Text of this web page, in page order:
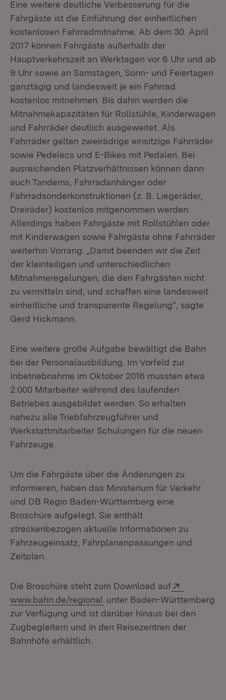
Eine weitere deutliche Verbesserung für die
Fahrgäste ist die Einführung der einheitlichen
kostenlosen Fahrradmitnahme. Ab dem 30. April
2017 können Fahrgäste außerhalb der
Hauptverkehrszeit an Werktagen vor 6 Uhr und ab
9 Uhr sowie an Samstagen, Sonn- und Feiertagen
ganztägig und landesweit je ein Fahrrad
kostenlos mitnehmen. Bis dahin werden die
Mitnahmekapazitäten für Rollstühle, Kinderwagen
und Fahrräder deutlich ausgeweitet. Als
Fahrräder gelten zweirädrige einsitzige Fahrräder
sowie Pedelecs und E-Bikes mit Pedalen. Bei
ausreichenden Platzverhältnissen können dann
auch Tandems, Fahrradanhänger oder
Fahrradsonderkonstruktionen (z. B. Liegeräder,
Dreiräder) kostenlos mitgenommen werden.
Allerdings haben Fahrgäste mit Rollstühlen oder
mit Kinderwagen sowie Fahrgäste ohne Fahrräder
weiterhin Vorrang. „Damit beenden wir die Zeit
der kleinteiligen und unterschiedlichen
Mitnahmeregelungen, die den Fahrgästen nicht
zu vermitteln sind, und schaffen eine landesweit
einheitliche und transparente Regelung“, sagte
Gerd Hickmann.
Eine weitere große Aufgabe bewältigt die Bahn
bei der Personalausbildung. Im Vorfeld zur
Inbetriebnahme im Oktober 2016 mussten etwa
2.000 Mitarbeiter während des laufenden
Betriebes ausgebildet werden. So erhalten
nahezu alle Triebfahrzeugführer und
Werkstattmitarbeiter Schulungen für die neuen
Fahrzeuge.
Um die Fahrgäste über die Änderungen zu
informieren, haben das Ministerium für Verkehr
und DB Regio Baden-Württemberg eine
Broschüre aufgelegt. Sie enthält
streckenbezogen aktuelle Informationen zu
Fahrzeugeinsatz, Fahrplananpassungen und
Zeitplan.
Die Broschüre steht zum Download auf
www.bahn.de/regional (Öffnet in neuem Fenster)
unter Baden-Württemberg
zur Verfügung und ist darüber hinaus bei den
Zugbegleitern und in den Reisezentren der
Bahnhöfe erhältlich.